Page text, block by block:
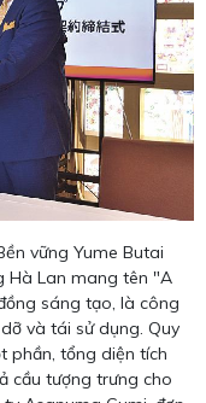
vững Yume Butai
Hà Lan mang tên "A
sáng tạo, là công
và tái sử dụng. Quy
phần, tổng diện tích
cầu tượng trưng cho